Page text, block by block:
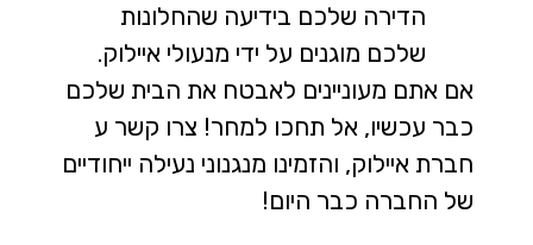
הדירה שלכם בידיעה שהחלונות
שלכם מוגנים על ידי מנעולי איילוק.
אם אתם מעוניינים לאבטח את הבית שלכם
כבר עכשיו, אל תחכו למחר! צרו קשר ע
חברת איילוק, והזמינו מנגנוני נעילה ייחודיים
של החברה כבר היום!